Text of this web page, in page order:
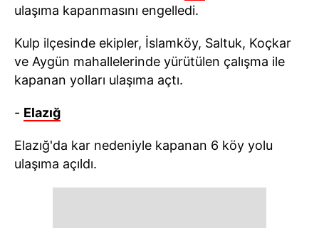
ulaşıma kapanmasını engelledi.
Kulp ilçesinde ekipler, İslamköy, Saltuk, Koçkar
ve Aygün mahallelerinde yürütülen çalışma ile
kapanan yolları ulaşıma açtı.
- Elazığ
Elazığ'da kar nedeniyle kapanan 6 köy yolu
ulaşıma açıldı.